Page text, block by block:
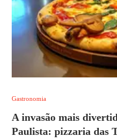
Gastronomia
A invasão mais
Paulista: pizzaria das